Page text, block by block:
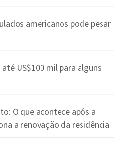
americanos pode pesar
US$100 mil para alguns
O que acontece após a
a renovação da residência